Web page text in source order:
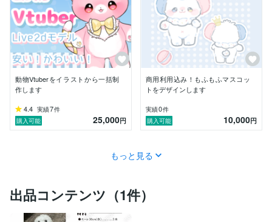
動物Vtuberをイラストから一括制
作します
4.4 実績7件
購入可能
25,000円
商用利用込み！もふもふマスコッ
トをデザインします
実績0件
購入可能
10,000円
もっと見る
出品コンテンツ（1件）